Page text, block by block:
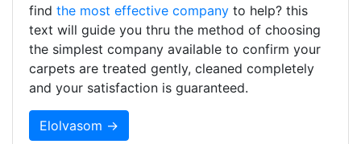
find the most effective company to help? this
text will guide you thru the method of choosing
the simplest company available to confirm your
carpets are treated gently, cleaned completely
and your satisfaction is guaranteed.
Elolvasom →